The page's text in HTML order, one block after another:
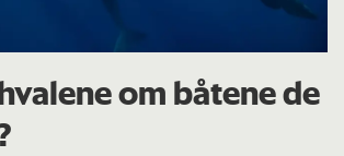
om båtene de